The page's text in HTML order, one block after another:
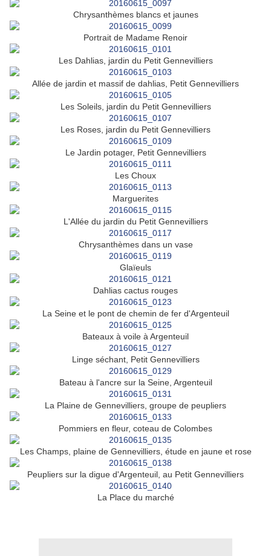
Chrysanthèmes blancs et jaunes
Portrait de Madame Renoir
Les Dahlias, jardin du Petit Gennevilliers
Allée de jardin et massif de dahlias, Petit Gennevilliers
Les Soleils, jardin du Petit Gennevilliers
Les Roses, jardin du Petit Gennevilliers
Le Jardin potager, Petit Gennevilliers
Les Choux
Marguerites
L'Allée du jardin du Petit Gennevilliers
Chrysanthèmes dans un vase
Glaïeuls
Dahlias cactus rouges
La Seine et le pont de chemin de fer d'Argenteuil
Bateaux à voile à Argenteuil
Linge séchant, Petit Gennevilliers
Bateau à l'ancre sur la Seine, Argenteuil
La Plaine de Gennevilliers, groupe de peupliers
Pommiers en fleur, coteau de Colombes
Les Champs, plaine de Gennevilliers, étude en jaune et rose
Peupliers sur la digue d'Argenteuil, au Petit Gennevilliers
La Place du marché